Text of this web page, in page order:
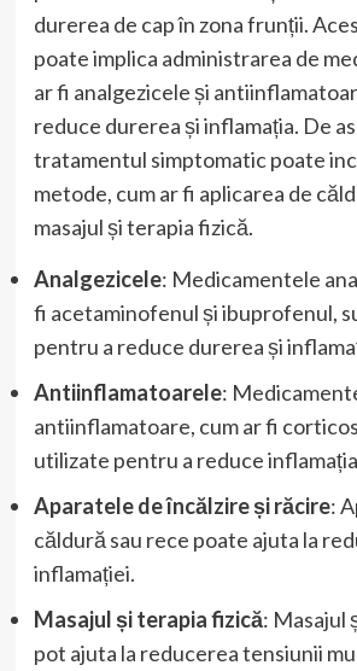
durerea de cap în zona frunții.
poate implica administrarea de
ar fi analgezicele și
reduce durerea și inflamația. De
tratamentul simptomatic poate
metode, cum ar fi aplicarea de
masajul și terapia fizică.
Analgezicele: Medicamentele
fi acetaminofenul și ibuprofenul,
pentru a reduce durerea și
Antiinflamatoarele:
antiinflamatoare, cum ar fi
utilizate pentru a reduce
Aparatele de încălzire și răcire:
căldură sau rece poate ajuta la
inflamației.
Masajul și terapia fizică: Masajul
pot ajuta la reducerea tensiunii